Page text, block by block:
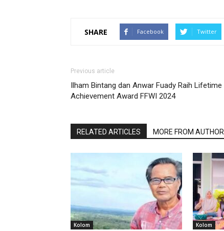
SHARE Facebook Twitter
Previous article
Ilham Bintang dan Anwar Fuady Raih Lifetime
Achievement Award FFWI 2024
RELATED ARTICLES MORE FROM AUTHOR
Kolom Kolom